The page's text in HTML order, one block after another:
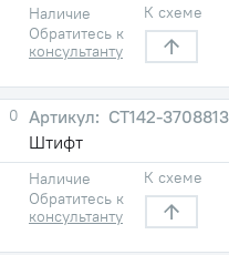
Наличие
Обратитесь к
консультанту
К схеме
0
СТ142-3708813
Штифт
Наличие
Обратитесь к
консультанту
К схеме